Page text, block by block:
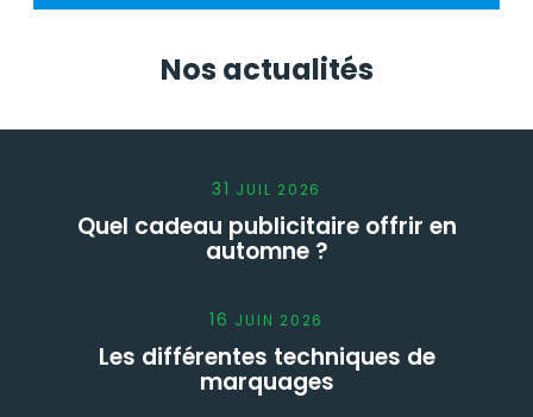
Nos actualités
31 JUIL 2026
Quel cadeau publicitaire offrir en
automne ?
16 JUIN 2026
Les différentes techniques de
marquages